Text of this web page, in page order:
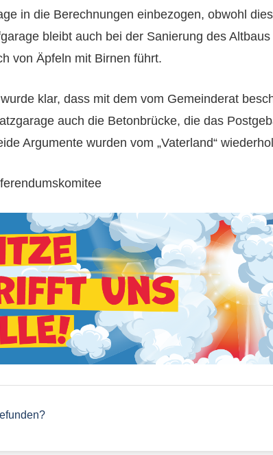
in die Berechnungen einbezogen, obwohl
bleibt auch bei der Sanierung des
von Äpfeln mit Birnen führt.
klar, dass mit dem vom Gemeinderat
auch die Betonbrücke, die das
Argumente wurden vom „Vaterland“